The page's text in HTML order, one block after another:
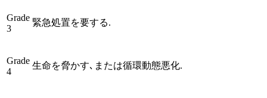
Grade
3
緊急処置を要する.
Grade
4
生命を脅かす､または循環動態悪化.